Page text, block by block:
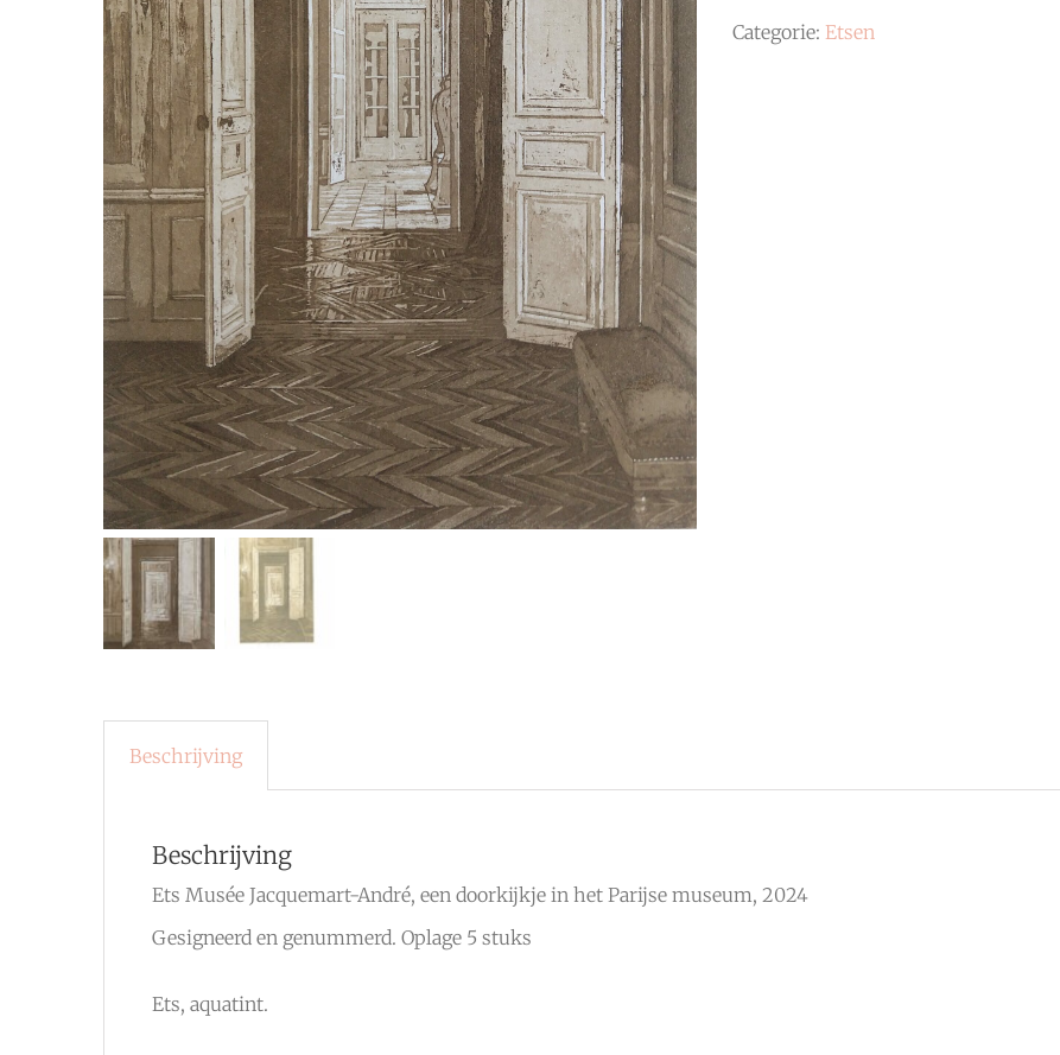
lang
Categorie: Etsen
Beschrijving
Beschrijving
Ets Musée Jacquemart-André, een doorkijkje in het Parijse museum, 2024
Gesigneerd en genummerd. Oplage 5 stuks
Ets, aquatint.